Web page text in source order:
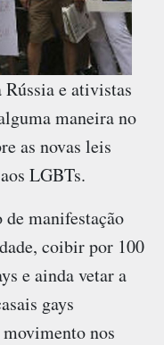
e ativistas
maneira no
as novas leis
LGBTs.
manifestação
coibir por 100
e ainda vetar a
gays
nos